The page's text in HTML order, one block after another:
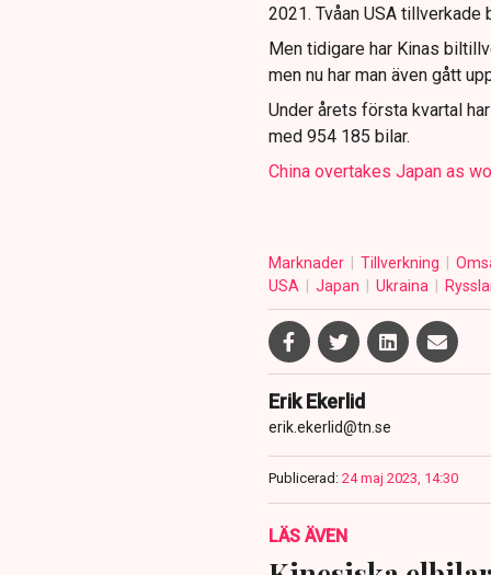
2021. Tvåan USA tillverkade
Men tidigare har Kinas
men nu har man även gått
Under årets första kvartal
med 954 185 bilar.
China overtakes Japan as
Marknader Tillverkning
USA
Japan Ukraina
Erik Ekerlid
erik.ekerlid@tn.se
Publicerad: 24 maj 2023, 14:30
LÄS ÄVEN